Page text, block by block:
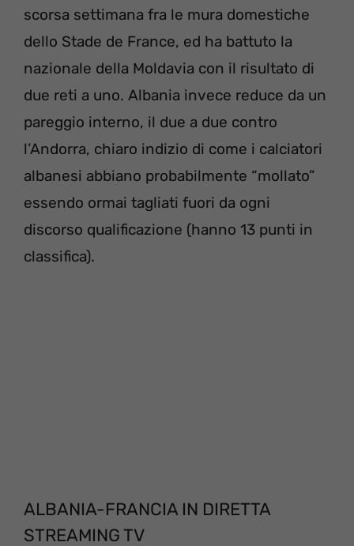
scorsa settimana fra le mura domestiche
dello Stade de France, ed ha battuto la
nazionale della Moldavia con il risultato di
due reti a uno. Albania invece reduce da un
pareggio interno, il due a due contro
l’Andorra, chiaro indizio di come i calciatori
albanesi abbiano probabilmente “mollato”
essendo ormai tagliati fuori da ogni
discorso qualificazione (hanno 13 punti in
classifica).
ALBANIA-FRANCIA IN DIRETTA
STREAMING TV